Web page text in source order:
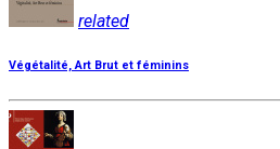
related
Végétalité, Art Brut et féminins